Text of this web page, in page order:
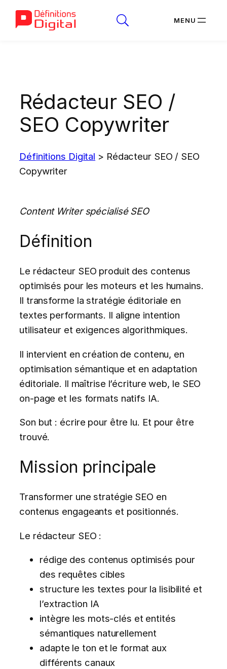
Rédacteur SEO /
SEO Copywriter
Définitions Digital > Rédacteur SEO / SEO
Copywriter
Content Writer spécialisé SEO
Définition
Le rédacteur SEO produit des contenus
optimisés pour les moteurs et les humains.
Il transforme la stratégie éditoriale en
textes performants. Il aligne intention
utilisateur et exigences algorithmiques.
Il intervient en création de contenu, en
optimisation sémantique et en adaptation
éditoriale. Il maîtrise l’écriture web, le SEO
on-page et les formats natifs IA.
Son but : écrire pour être lu. Et pour être
trouvé.
Mission principale
Transformer une stratégie SEO en
contenus engageants et positionnés.
Le rédacteur SEO :
rédige des contenus optimisés pour
des requêtes cibles
structure les textes pour la lisibilité et
l’extraction IA
intègre les mots-clés et entités
sémantiques naturellement
adapte le ton et le format aux
différents canaux